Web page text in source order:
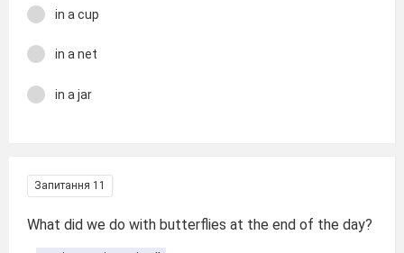
in a cup
in a net
in a jar
Запитання 11
What did we do with butterflies at the end of the day?